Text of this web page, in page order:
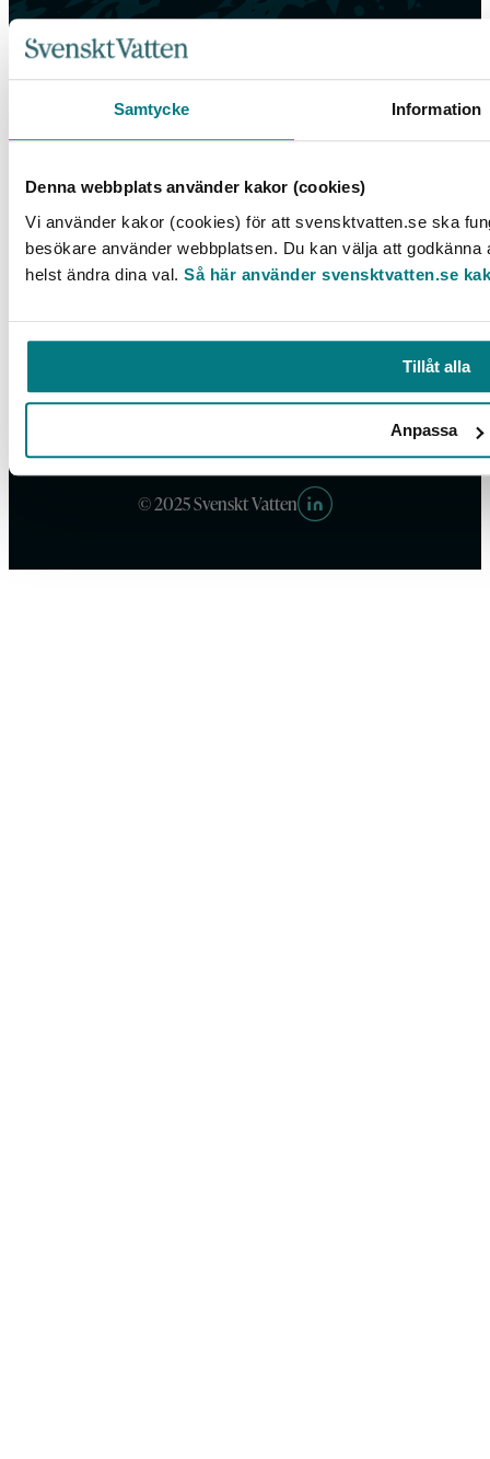
Samtycke Information
Denna webbplats använder kakor (cookies)
Vi använder kakor (cookies) för att svensktvatten.se ska
besökare använder webbplatsen. Du kan välja att
helst ändra dina val. Så här använder svensktvatten.se
Tillåt alla
Anpassa
Box 14057, 167 14 Bromma, Tel. 08-506 002 00
© 2025 Svenskt Vatten